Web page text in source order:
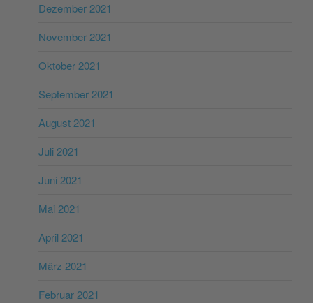
Dezember 2021
November 2021
Oktober 2021
September 2021
August 2021
Juli 2021
Juni 2021
Mai 2021
April 2021
März 2021
Februar 2021